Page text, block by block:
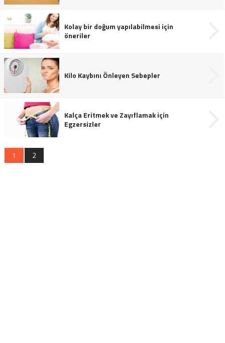
Kolay bir doğum yapılabilmesi için
öneriler
Kilo Kaybını Önleyen Sebepler
Kalça Eritmek ve Zayıflamak için
Egzersizler
1 2